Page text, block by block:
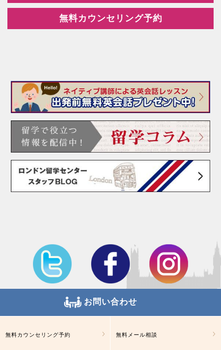
無料カウンセリング予約
お問い合わせ
無料カウンセリング予約 無料メール相談